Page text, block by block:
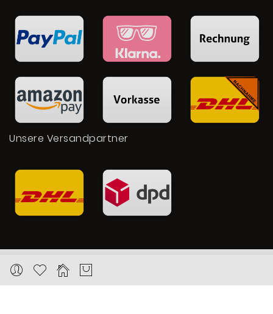
Unsere Versandpartner
Copyright © 2026 Karat24.net